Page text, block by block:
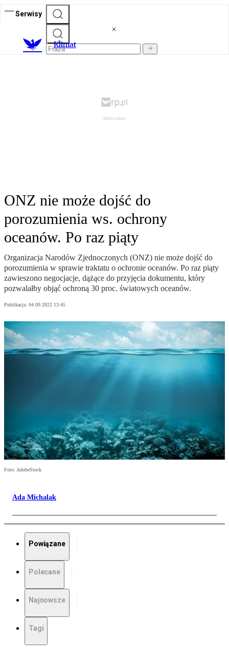
Serwisy
Klimat
ONZ nie może dojść do
porozumienia ws. ochrony
oceanów. Po raz piąty
Organizacja Narodów Zjednoczonych (ONZ) nie może dojść do
porozumienia w sprawie traktatu o ochronie oceanów. Po raz piąty
zawieszono negocjacje, dążące do przyjęcia dokumentu, który
pozwalałby objąć ochroną 30 proc. światowych oceanów.
Publikacja: 04.09.2022 13:45
Foto: AdobeStock
Ada Michalak
Powiązane
Polecane
Najnowsze
Tagi